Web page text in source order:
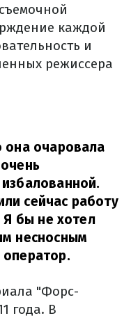
каждой
и
режиссера
она очаровала
сейчас работу
Я бы не хотел
несносным
оператор.
"Форс-
года. В